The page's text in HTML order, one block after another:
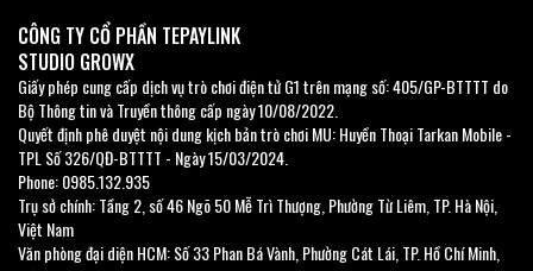
CÔNG TY CỔ PHẦN TEPAYLINK
STUDIO GROWX
Giấy phép cung cấp dịch vụ trò chơi điện tử G1 trên mạng số: 405/GP-BTTTT do
Bộ Thông tin và Truyền thông cấp ngày 10/08/2022.
Quyết định phê duyệt nội dung kịch bản trò chơi MU: Huyền Thoại Tarkan Mobile -
TPL Số 326/QĐ-BTTTT - Ngày 15/03/2024.
Phone: 0985.132.935
Trụ sở chính: Tầng 2, số 46 Ngõ 50 Mễ Trì Thượng, Phường Từ Liêm, TP. Hà Nội,
Việt Nam
Văn phòng đại diện HCM: Số 33 Phan Bá Vành, Phường Cát Lái, TP. Hồ Chí Minh,